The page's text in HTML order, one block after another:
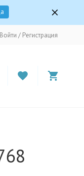
Войти / Регистрация